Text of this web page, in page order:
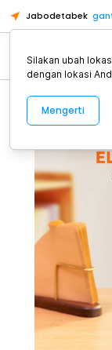
Jabodetabek
Alat
Silakan ubah
dengan lokasi
Mengerti